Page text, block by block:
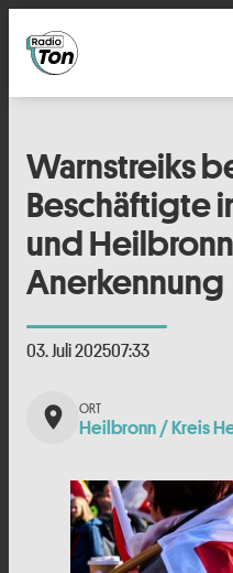
Warnstreiks
Beschäftigte
und
Anerkennung
03. Juli 202507:33
place Heilbronn / Kreis